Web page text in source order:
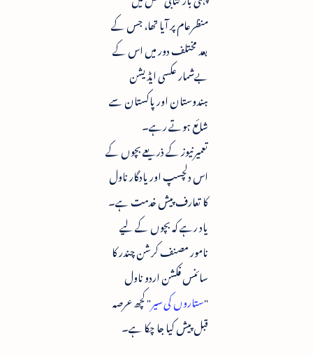
منظرعام پر آیا تھا، جس کے
بعد مختلف دور میں اس کے
بےشمار عکسی ایڈیشن
ہندوستان اور پاکستان سے
شائع ہوتے رہے۔
تعمیرنیوز کے ذریعے بچوں کے
اس دلچسپ اور یادگار ناول
کا تعارف پیش خدمت ہے۔
یاد رہے کہ بچوں کے لیے
نامور مصنف کرشن چندر کا
سائنس فکشن اردو ناول
"ستاروں کی سیر" کچھ عرصہ
قبل پیش کیا جا چکا ہے۔